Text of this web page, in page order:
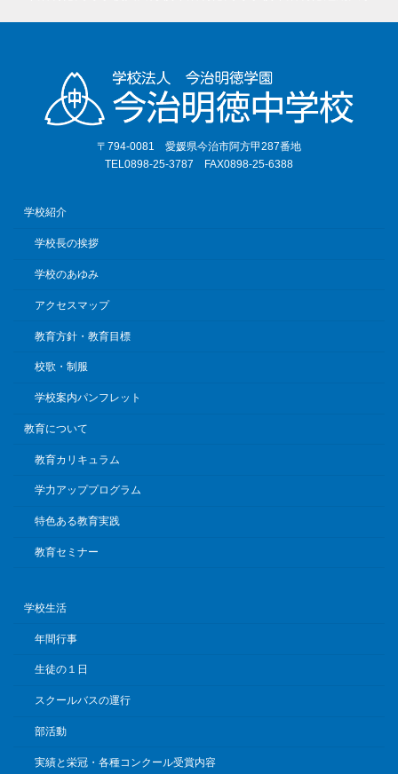
〒794-0081 愛媛県今治市阿方甲287番地
TEL0898-25-3787 FAX0898-25-6388
学校紹介
学校長の挨拶
学校のあゆみ
アクセスマップ
教育方針・教育目標
校歌・制服
学校案内パンフレット
教育について
教育カリキュラム
学力アッププログラム
特色ある教育実践
教育セミナー
学校生活
年間行事
生徒の１日
スクールバスの運行
部活動
実績と栄冠・各種コンクール受賞内容